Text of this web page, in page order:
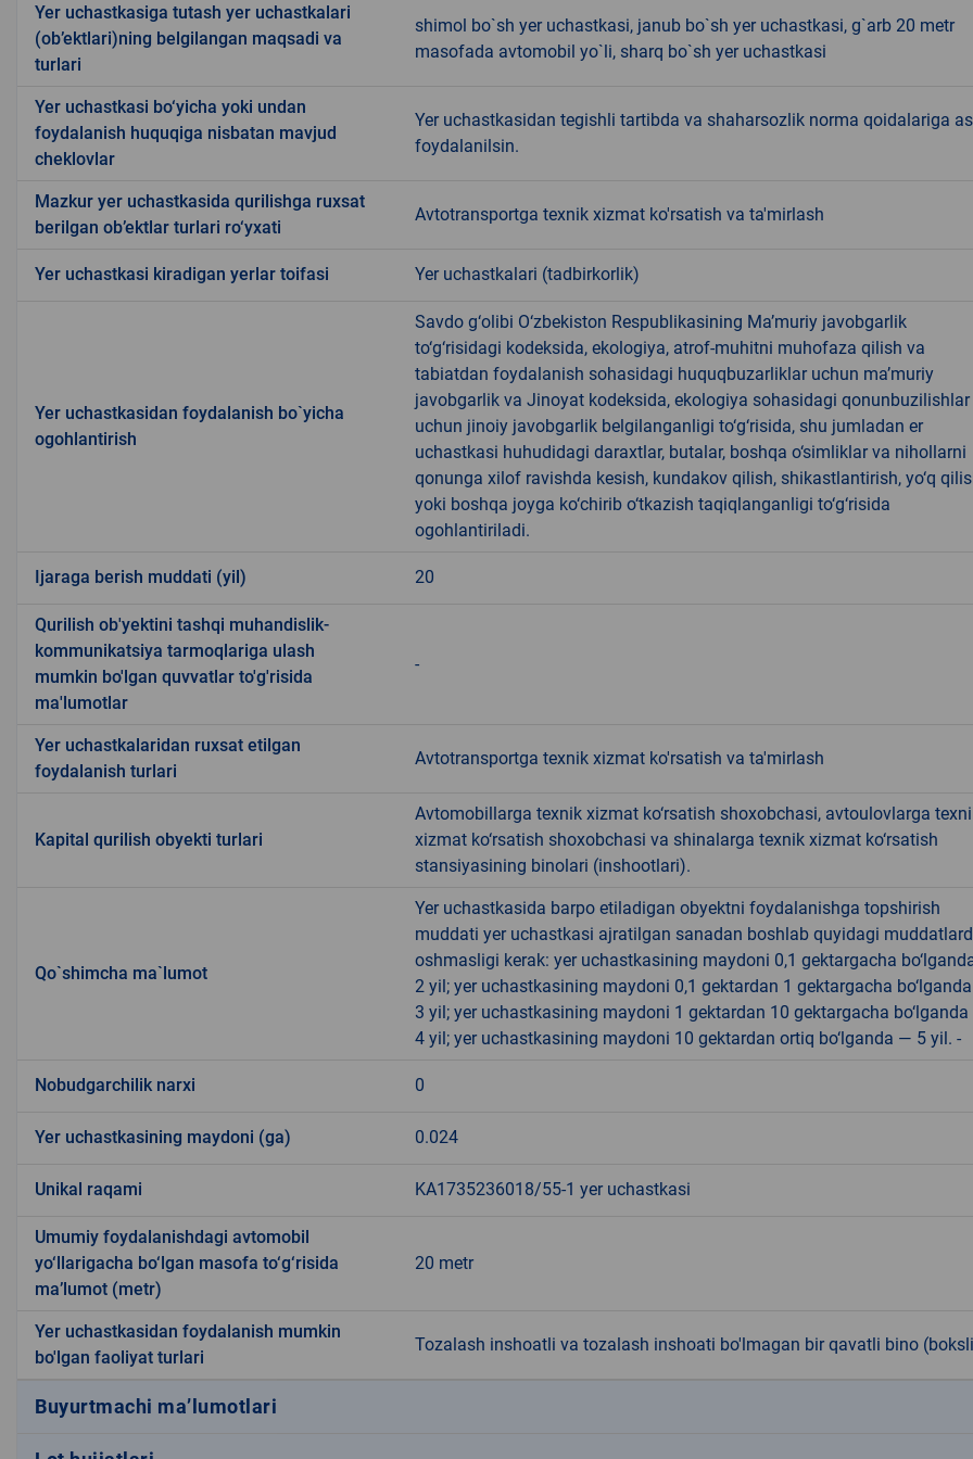
Yer uchastkasiga tutash yer uchastkalari
(ob’ektlari)ning belgilangan maqsadi va
turlari
shimol bo`sh yer uchastkasi, janub bo`sh yer uchastkasi, g`arb 20 metr
masofada avtomobil yo`li, sharq bo`sh yer uchastkasi
Yer uchastkasi bo‘yicha yoki undan
foydalanish huquqiga nisbatan mavjud
cheklovlar
Yer uchastkasidan tegishli tartibda va shaharsozlik norma qoidalariga
foydalanilsin.
Mazkur yer uchastkasida qurilishga ruxsat
berilgan ob’ektlar turlari ro‘yxati
Avtotransportga texnik xizmat ko'rsatish va ta'mirlash
Yer uchastkasi kiradigan yerlar toifasi Yer uchastkalari (tadbirkorlik)
Yer uchastkasidan foydalanish bo`yicha
ogohlantirish
Savdo g‘olibi O‘zbekiston Respublikasining Ma’muriy javobgarlik
to‘g‘risidagi kodeksida, ekologiya, atrof-muhitni muhofaza qilish va
tabiatdan foydalanish sohasidagi huquqbuzarliklar uchun ma’muriy
javobgarlik va Jinoyat kodeksida, ekologiya sohasidagi qonunbuzilishlar
uchun jinoiy javobgarlik belgilanganligi to‘g‘risida, shu jumladan er
uchastkasi huhudidagi daraxtlar, butalar, boshqa o‘simliklar va nihollarni
qonunga xilof ravishda kesish, kundakov qilish, shikastlantirish, yo‘q
yoki boshqa joyga ko‘chirib o‘tkazish taqiqlanganligi to‘g‘risida
ogohlantiriladi.
Ijaraga berish muddati (yil) 20
Qurilish ob'yektini tashqi muhandislik-
kommunikatsiya tarmoqlariga ulash
mumkin bo'lgan quvvatlar to'g'risida
ma'lumotlar
-
Yer uchastkalaridan ruxsat etilgan
foydalanish turlari
Avtotransportga texnik xizmat ko'rsatish va ta'mirlash
Kapital qurilish obyekti turlari
Avtomobillarga texnik xizmat ko‘rsatish shoxobchasi, avtoulovlarga
xizmat ko‘rsatish shoxobchasi va shinalarga texnik xizmat ko‘rsatish
stansiyasining binolari (inshootlari).
Qo`shimcha ma`lumot
Yer uchastkasida barpo etiladigan obyektni foydalanishga topshirish
muddati yer uchastkasi ajratilgan sanadan boshlab quyidagi
oshmasligi kerak: yer uchastkasining maydoni 0,1 gektargacha
2 yil; yer uchastkasining maydoni 0,1 gektardan 1 gektargacha
3 yil; yer uchastkasining maydoni 1 gektardan 10 gektargacha
4 yil; yer uchastkasining maydoni 10 gektardan ortiq bo‘lganda — 5 yil. -
Nobudgarchilik narxi 0
Yer uchastkasining maydoni (ga) 0.024
Unikal raqami KA1735236018/55-1 yer uchastkasi
Umumiy foydalanishdagi avtomobil
yo‘llarigacha bo‘lgan masofa to‘g‘risida
ma’lumot (metr)
20 metr
Yer uchastkasidan foydalanish mumkin
bo'lgan faoliyat turlari
Tozalash inshoatli va tozalash inshoati bo'lmagan bir qavatli bino
Buyurtmachi ma’lumotlari